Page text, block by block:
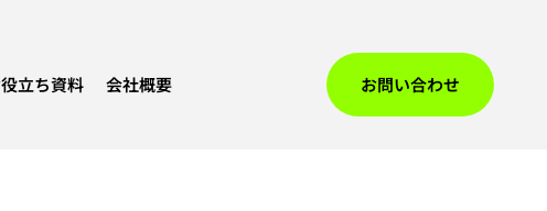
お問い合わせ
立ち資料 会社概要